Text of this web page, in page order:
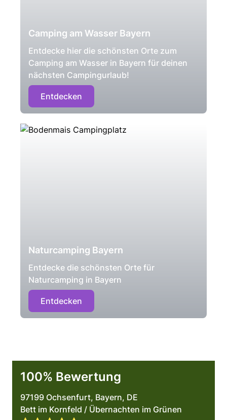
Camping am Wasser Bayern
Entdecke hier die schönsten Orte zum
Camping am Wasser in Bayern für deinen
nächsten Campingurlaub!
Entdecken
Naturcamping Bayern
Entdecke die schönsten Orte für
Naturcamping in Bayern
Entdecken
100% Bewertung
97199 Ochsenfurt, Bayern, DE
Bett im Kornfeld / Übernachten im Grünen